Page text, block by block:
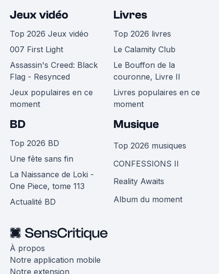
Jeux vidéo
Top 2026 Jeux vidéo
007 First Light
Assassin's Creed: Black
Flag - Resynced
Jeux populaires en ce
moment
Livres
Top 2026 livres
Le Calamity Club
Le Bouffon de la
couronne, Livre II
Livres populaires en ce
moment
BD
Top 2026 BD
Une fête sans fin
La Naissance de Loki -
One Piece, tome 113
Actualité BD
Musique
Top 2026 musiques
CONFESSIONS II
Reality Awaits
Album du moment
À propos
Notre application mobile
Notre extension